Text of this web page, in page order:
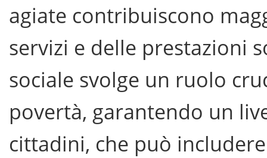
agiate contribuiscono
servizi e delle prestazioni
sociale svolge un ruolo
povertà, garantendo un
cittadini, che può